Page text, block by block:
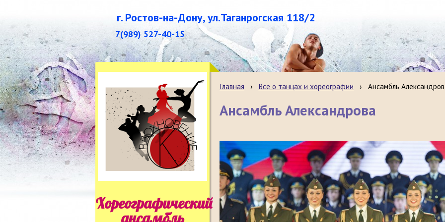
г. Ростов-на-Дону, ул.Таганрогская 118/2
7(989) 527-40-15
Хореографический
ансамбль
Главная › Все о танцах и хореографии › Ансамбль
Ансамбль Александрова